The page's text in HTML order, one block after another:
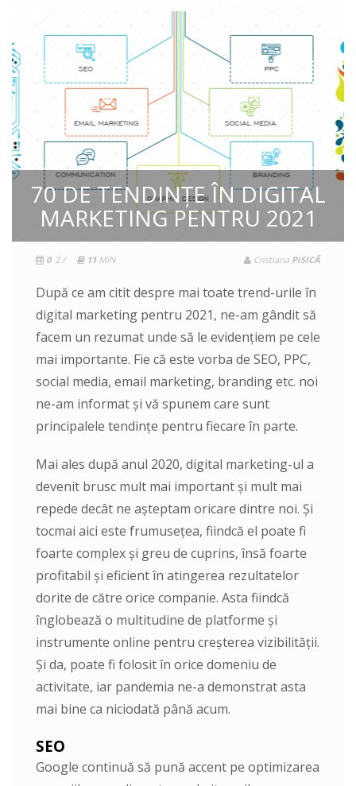
70 DE TENDINȚE ÎN DIGITAL
MARKETING PENTRU 2021
0 2 / 11 MIN Cristiana PISICĂ
După ce am citit despre mai toate trend-urile în
digital marketing pentru 2021, ne-am gândit să
facem un rezumat unde să le evidențiem pe cele
mai importante. Fie că este vorba de SEO, PPC,
social media, email marketing, branding etc. noi
ne-am informat și vă spunem care sunt
principalele tendințe pentru fiecare în parte.
Mai ales după anul 2020, digital marketing-ul a
devenit brusc mult mai important și mult mai
repede decât ne așteptam oricare dintre noi. Și
tocmai aici este frumusețea, fiindcă el poate fi
foarte complex și greu de cuprins, însă foarte
profitabil și eficient în atingerea rezultatelor
dorite de către orice companie. Asta fiindcă
înglobează o multitudine de platforme și
instrumente online pentru creșterea vizibilității.
Și da, poate fi folosit în orice domeniu de
activitate, iar pandemia ne-a demonstrat asta
mai bine ca niciodată până acum.
SEO
Google continuă să pună accent pe optimizarea